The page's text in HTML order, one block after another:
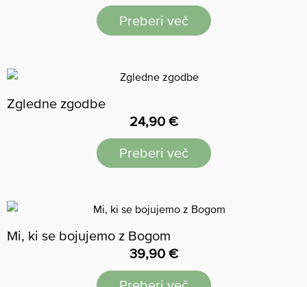
Preberi več
Zgledne zgodbe
24,90 €
Preberi več
Mi, ki se bojujemo z Bogom
39,90 €